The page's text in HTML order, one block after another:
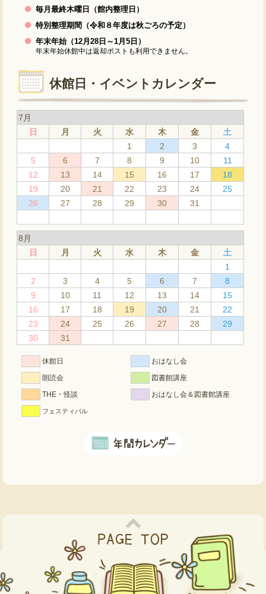
毎月最終木曜日（館内整理日）
特別整理期間（令和８年度は秋ごろの予定）
年末年始（12月28日～1月5日）
年末年始休館中は返却ポストも利用できません。
休館日・イベントカレンダー
7月
日
月 火 水 木 金
土
1
2 3
4
5
6 7 8 9 10
11
12
13 14 15 16 17
18
19
20 21 22 23 24
25
26
27 28 29 30 31
8月
日
月 火 水 木 金
土
1
2
3 4 5 6 7
8
9
10 11 12 13 14
15
16
17 18 19 20 21
22
23
24 25 26 27 28
29
30
31
休館日
おはなし会
朗読会
図書館講座
THE・怪談
おはなし会＆図書館講座
フェスティバル